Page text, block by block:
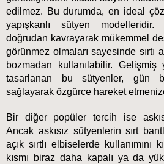
edilmez. Bu durumda, en ideal
yapışkanlı sütyen
doğrudan kavrayarak mükemmel
görünmez olmaları sayesinde sırtı
bozmadan kullanılabilir.
tasarlanan bu sütyenler, gün
sağlayarak özgürce hareket
Bir diğer popüler tercih ise
Ancak askısız sütyenlerin sırt
açık sırtlı elbiselerde kullanımını
kısmı biraz daha kapalı ya da